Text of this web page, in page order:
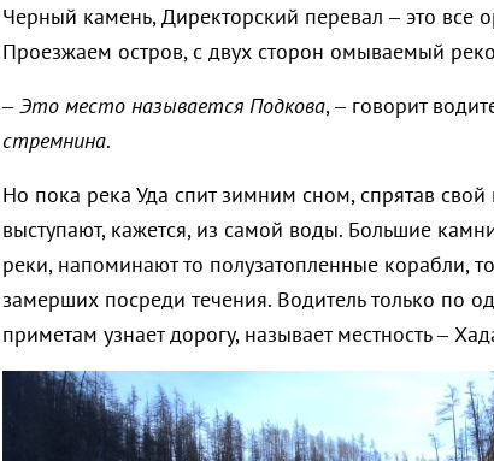
Черный камень, Директорский перевал – это все
Проезжаем остров, с двух сторон омываемый
–Это место называется Подкова, – говорит
стремнина.
Но пока река Уда спит зимним сном, спрятав
выступают, кажется, из самой воды. Большие
реки, напоминают то полузатопленные корабли,
замерших посреди течения. Водитель только по
приметам узнает дорогу, называет местность –